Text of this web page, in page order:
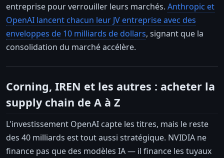
entreprise pour verrouiller leurs marchés. Anthropic et
OpenAI lancent chacun leur JV entreprise avec des
enveloppes de 10 milliards de dollars, signant que la
consolidation du marché accélère.
Corning, IREN et les autres : acheter la
supply chain de A à Z
L'investissement OpenAI capte les titres, mais le reste
des 40 milliards est tout aussi stratégique. NVIDIA ne
finance pas que des modèles IA — il finance les tuyaux